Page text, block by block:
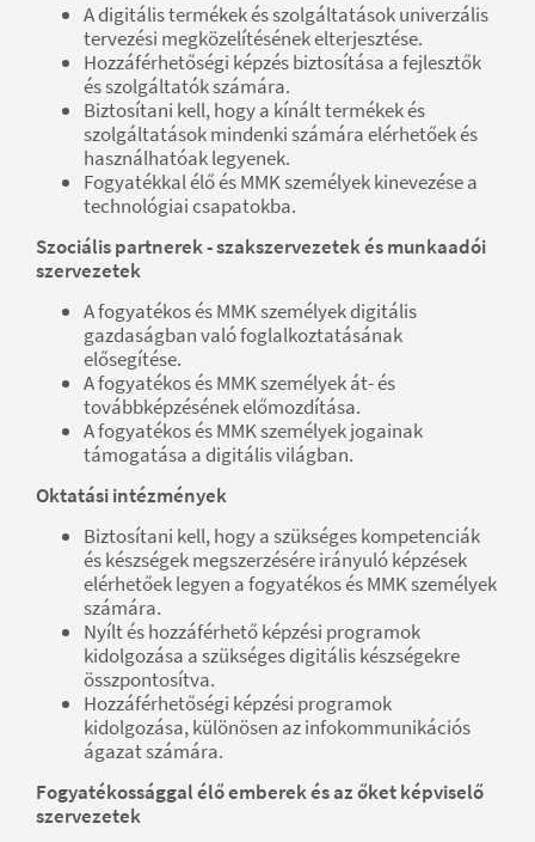
A digitális termékek és szolgáltatások univerzális
tervezési megközelítésének elterjesztése.
Hozzáférhetőségi képzés biztosítása a fejlesztők
és szolgáltatók számára.
Biztosítani kell, hogy a kínált termékek és
szolgáltatások mindenki számára elérhetőek és
használhatóak legyenek.
Fogyatékkal élő és MMK személyek kinevezése a
technológiai csapatokba.
Szociális partnerek - szakszervezetek és munkaadói
szervezetek
A fogyatékos és MMK személyek digitális
gazdaságban való foglalkoztatásának
elősegítése.
A fogyatékos és MMK személyek át- és
továbbképzésének előmozdítása.
A fogyatékos és MMK személyek jogainak
támogatása a digitális világban.
Oktatási intézmények
Biztosítani kell, hogy a szükséges kompetenciák
és készségek megszerzésére irányuló képzések
elérhetőek legyen a fogyatékos és MMK személyek
számára.
Nyílt és hozzáférhető képzési programok
kidolgozása a szükséges digitális készségekre
összpontosítva.
Hozzáférhetőségi képzési programok
kidolgozása, különösen az infokommunikációs
ágazat számára.
Fogyatékossággal élő emberek és az őket képviselő
szervezetek